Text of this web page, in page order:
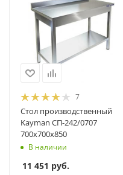
7
Стол производственный
Kayman СП-242/0707
700х700х850
В наличии
11 451 руб.